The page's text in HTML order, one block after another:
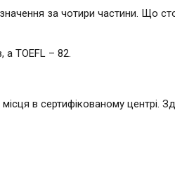
за чотири частини. Що
а TOEFL – 82.
в сертифікованому центрі.